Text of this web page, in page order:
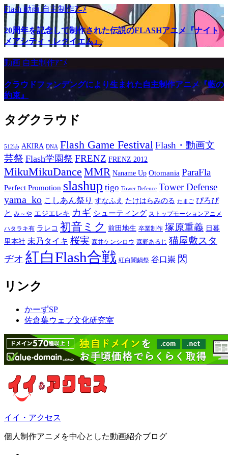
Flash 動画自主制作ｱﾆﾒ
20周年を記念して制作された伝説のFLASHアニメ『ナイト
メアシティ・レクイエム』
動画 自主制作ｱﾆﾒ
クラウドファンデングにより生まれた自主制作アニメ『藍の
約束』
タグクラウド
512kb AKIRA DNA Flash Game Festival Flash・動画文
芸祭 Flash学園祭 FRENZ FRENZ 2012
MikuMikuDance MMR Naname Up Otomania ParaFla
Perfect Promotion slashup tigo Tower Defence Tower Defense
yama_ko こしあん祭り すなふえ たけはらみのる たまご ぴろぴ
と み～や エジエレキ カギ シューティング ストップモーションアニメ
ハタラキ有 ラレコ 初音ミク 前田地生 卒業制作 塚原重義 日暮
里本社 未乃タイキ 桜実 森井ケンシロウ 森野あるじ 猫屋敷スタ
ヂオ 紅白Flash合戦 紅白闇鍋祭 谷口崇 閃
リンク
かーずSP
佐倉葉ウェブ文化研究室
イイ・アクセス
個人制作アニメを中心とした動画紹介ブログ